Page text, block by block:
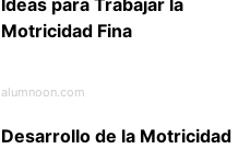
Motricidad Fina
alumnoon.com
Desarrollo de la Motricidad